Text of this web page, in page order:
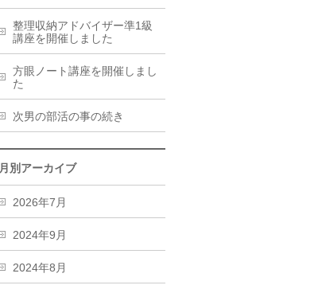
整理収納アドバイザー準1級
講座を開催しました
方眼ノート講座を開催しまし
た
次男の部活の事の続き
月別アーカイブ
2026年7月
2024年9月
2024年8月